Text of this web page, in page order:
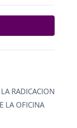
RADICACION
LA OFICINA